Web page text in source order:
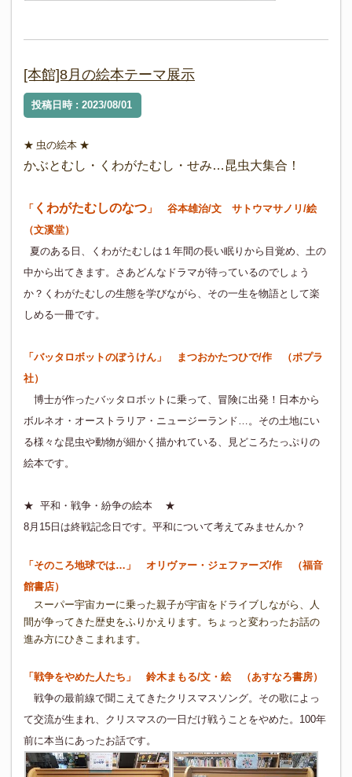
[本館]8月の絵本テーマ展示
投稿日時 : 2023/08/01
★ 虫の絵本 ★
かぶとむし・くわがたむし・せみ…昆虫大集合！
「 くわがたむしのなつ 」 谷本雄治/文 サトウマサノリ/絵
（文溪堂）
夏のある日、くわがたむしは１年間の長い眠りから目覚め、土の
中から出てきます。さあどんなドラマが待っているのでしょう
か？くわがたむしの生態を学びながら、その一生を物語として楽
しめる一冊です。
「 バッタロボットのぼうけん 」
まつおかたつひで/作 （ポプラ
社）
博士が作ったバッタロボットに乗って、冒険に出発！日本から
ボルネオ・オーストラリア・ニュージーランド…。その土地にい
る様々な昆虫や動物が細かく描かれている、見どころたっぷりの
絵本です。
★ 平和・戦争・紛争の絵本
★
8月15日は終戦記念日です。平和について考えてみませんか？
「 そのころ地球では… 」 オリヴァー・ジェファーズ/作 （福音
館書店）
スーパー宇宙カーに乗った親子が宇宙をドライブしながら、人
間が争ってきた歴史をふりかえります。ちょっと変わったお話の
進み方にひきこまれます。
「 戦争をやめた人たち 」 鈴木まもる/文・絵 （あすなろ書房）
戦争の最前線で聞こえてきたクリスマスソング。その歌によっ
て交流が生まれ、クリスマスの一日だけ戦うことをやめた。100年
前に本当にあったお話です。